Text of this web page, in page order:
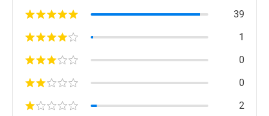
39
1
0
0
2